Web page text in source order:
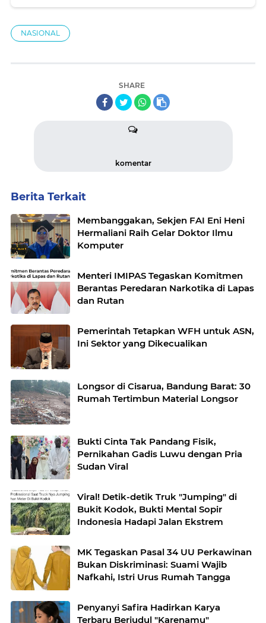
NASIONAL
SHARE
komentar
Berita Terkait
Membanggakan, Sekjen FAI Eni Heni
Hermaliani Raih Gelar Doktor Ilmu
Komputer
Menteri IMIPAS Tegaskan Komitmen
Berantas Peredaran Narkotika di Lapas
dan Rutan
Pemerintah Tetapkan WFH untuk ASN,
Ini Sektor yang Dikecualikan
Longsor di Cisarua, Bandung Barat: 30
Rumah Tertimbun Material Longsor
Bukti Cinta Tak Pandang Fisik,
Pernikahan Gadis Luwu dengan Pria
Sudan Viral
Viral! Detik-detik Truk "Jumping" di
Bukit Kodok, Bukti Mental Sopir
Indonesia Hadapi Jalan Ekstrem
MK Tegaskan Pasal 34 UU Perkawinan
Bukan Diskriminasi: Suami Wajib
Nafkahi, Istri Urus Rumah Tangga
Penyanyi Safira Hadirkan Karya
Terbaru Berjudul "Karenamu"